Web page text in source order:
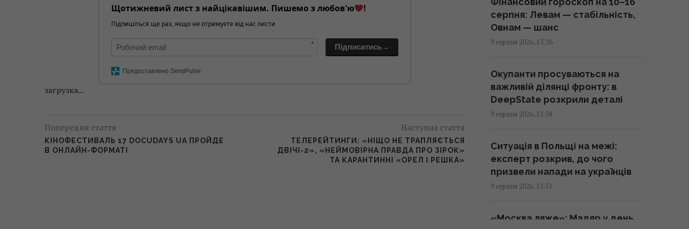
Щотижневий лист з найцікавішим. Пишемо з любов'ю !
Підпишіться ще раз, якщо не отримуєте від нас листи
* Підписатись→
Предоставлено SendPulse
загрузка...
Попередня стаття
КІНОФЕСТИВАЛЬ 17 DOCUDAYS UA ПРОЙДЕ
В ОНЛАЙН-ФОРМАТІ
Наступна стаття
ТЕЛЕРЕЙТИНГИ: «НІЩО НЕ ТРАПЛЯЄТЬСЯ
ДВІЧІ-2», «НЕЙМОВІРНА ПРАВДА ПРО ЗІРОК»
ТА КАРАНТИННІ «ОРЕЛ І РЕШКА»
Зарядка електрокара від
розетки у квартирі може
13:48 неділя, 09 серпня 2026
Газова, електрична чи
13:30 неділя, 09 серпня 2026
Три знаки Зодіаку ось-ось
13:30 неділя, 09 серпня 2026
серпня: Левам — стабільність,
Овнам — шанс
9 серпня 2026, 13:26
Окупанти просуваються на
важливій ділянці фронту: в
DeepState розкрили деталі
9 серпня 2026, 12:58
Ситуація в Польщі на межі:
експерт розкрив, до чого
призвели напади на українців
9 серпня 2026, 12:51
«Москва ляже»: Мадяр у день